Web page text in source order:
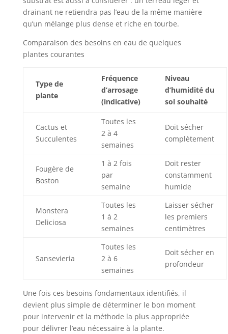
drainant ne retiendra pas l’eau de la même manière
qu’un mélange plus dense et riche en tourbe.
Comparaison des besoins en eau de quelques
plantes courantes
Type de
plante
Fréquence
d’arrosage
(indicative)
Niveau
d’humidité du
sol souhaité
Cactus et
Succulentes
Toutes les
2 à 4
semaines
Doit sécher
complètement
Fougère de
Boston
1 à 2 fois
par
semaine
Doit rester
constamment
humide
Monstera
Deliciosa
Toutes les
1 à 2
semaines
Laisser sécher
les premiers
centimètres
Sansevieria
Toutes les
2 à 6
semaines
Doit sécher en
profondeur
Une fois ces besoins fondamentaux identifiés, il
devient plus simple de déterminer le bon moment
pour intervenir et la méthode la plus appropriée
pour délivrer l’eau nécessaire à la plante.